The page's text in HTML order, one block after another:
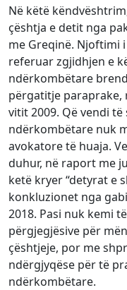
Në këtë
çështja e detit nga
me Greqinë. Njoftimi
referuar zgjidhjen e
ndërkombëtare
përgatitje paraprake,
vitit 2009. Që vendi
ndërkombëtare nuk
avokatore të huaja.
duhur, në raport me
ketë kryer “detyrat e
konkluzionet nga
2018. Pasi nuk kemi
përgjegjësive për
çështjeje, por me
ndërgjyqëse për të
ndërkombëtare.